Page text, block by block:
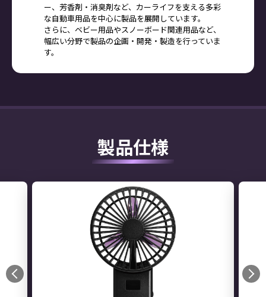
ー、芳香剤・消臭剤など、カーライフを支える多彩
な自動車用品を中心に製品を展開しています。
さらに、ベビー用品やスノーボード関連用品など、
幅広い分野で製品の企画・開発・製造を行っていま
す。
製品仕様